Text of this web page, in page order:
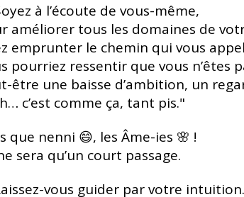
à l’écoute de vous-même,
améliorer tous les domaines de
emprunter le chemin qui vous
pourriez ressentir que vous n’êtes
être une baisse d’ambition, un
c’est comme ça, tant pis."
que nenni 😄, les Âme-ies 🌸 !
sera qu’un court passage.
vous guider par votre intuition.